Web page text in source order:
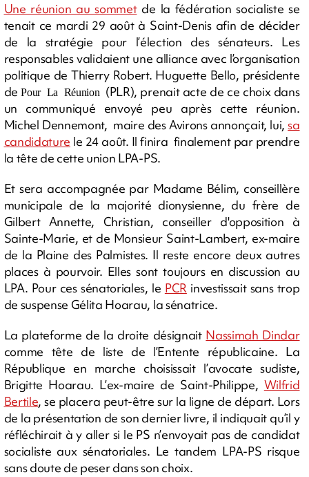
Une réunion au sommetde la fédération socialiste se
tenait ce mardi 29 août à Saint-Denis afin de décider
de la stratégie pour l’élection des sénateurs. Les
responsables validaient une alliance avec l’organisation
politique de Thierry Robert. Huguette Bello, présidente
dePour La Réunion (PLR), prenait acte de ce choix dans
un communiqué envoyé peu après cette réunion.
Michel Dennemont, maire des Avirons annonçait, lui,sa
candidature le 24 août. Il finira finalement par prendre
la tête de cette union LPA-PS.
Et sera accompagnée par Madame Bélim, conseillère
municipale de la majorité dionysienne, du frère de
Gilbert Annette, Christian, conseiller d'opposition à
Sainte-Marie, et de Monsieur Saint-Lambert, ex-maire
de la Plaine des Palmistes. Il reste encore deux autres
places à pourvoir. Elles sont toujours en discussion au
LPA. Pour ces sénatoriales, le PCRinvestissait sans trop
de suspense Gélita Hoarau, la sénatrice.
La plateforme de la droite désignait Nassimah Dindar
comme tête de liste de l’Entente républicaine. La
République en marche choisissait l’avocate sudiste,
Brigitte Hoarau. L’ex-maire de Saint-Philippe, Wilfrid
Bertile, se placera peut-être sur la ligne de départ. Lors
de la présentation de son dernier livre, il indiquait qu’il y
réfléchirait à y aller si le PS n’envoyait pas de candidat
socialiste aux sénatoriales. Le tandem LPA-PS risque
sans doute de peser dans son choix.